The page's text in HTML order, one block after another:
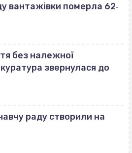
вантажівки померла 62‐
без належної
звернулася до
раду створили на